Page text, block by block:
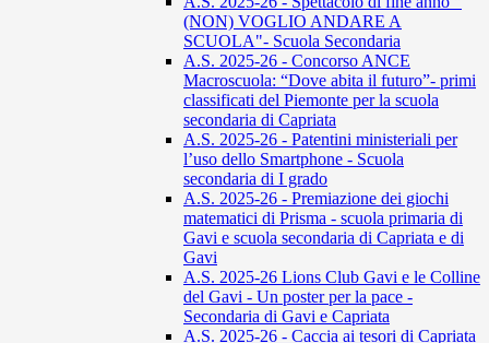
(NON) VOGLIO ANDARE A
SCUOLA"- Scuola Secondaria
A.S. 2025-26 - Concorso ANCE
Macroscuola: “Dove abita il futuro”- primi
classificati del Piemonte per la scuola
secondaria di Capriata
A.S. 2025-26 - Patentini ministeriali per
l’uso dello Smartphone - Scuola
secondaria di I grado
A.S. 2025-26 - Premiazione dei giochi
matematici di Prisma - scuola primaria di
Gavi e scuola secondaria di Capriata e di
Gavi
A.S. 2025-26 Lions Club Gavi e le Colline
del Gavi - Un poster per la pace -
Secondaria di Gavi e Capriata
A.S. 2025-26 - Caccia ai tesori di Capriata